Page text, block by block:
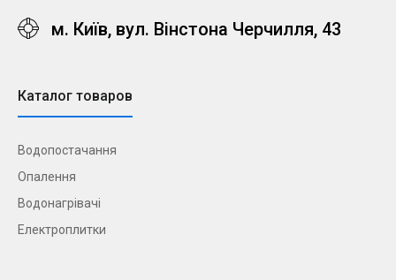
м. Київ, вул. Вінстона Черчилля, 43
Каталог товаров
Водопостачання
Опалення
Водонагрівачі
Електроплитки